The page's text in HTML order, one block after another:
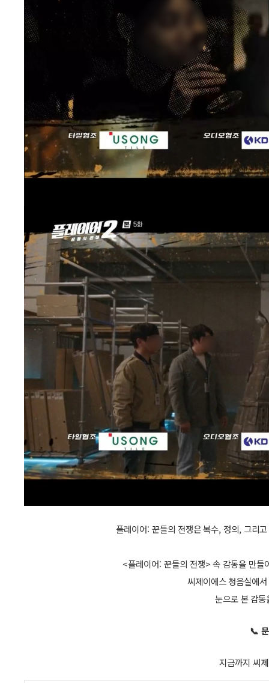
플레이어: 꾼들의 전쟁은 복수, 정의, 그리
<플레이어: 꾼들의 전쟁> 속 감동을 만
씨제이에스 청음실에
눈으로 본 감
📞
지금까지 씨